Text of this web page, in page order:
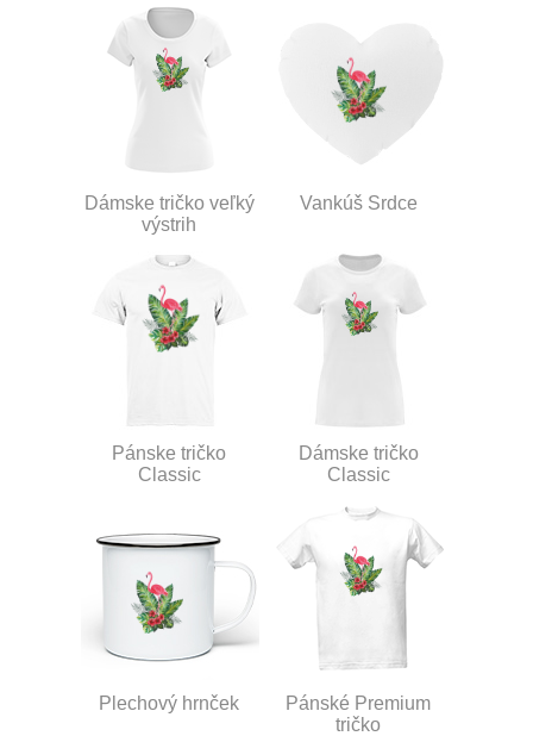
Dámske tričko veľký
výstrih
Vankúš Srdce
Pánske tričko
Classic
Dámske tričko
Classic
Plechový hrnček
Pánské Premium
tričko